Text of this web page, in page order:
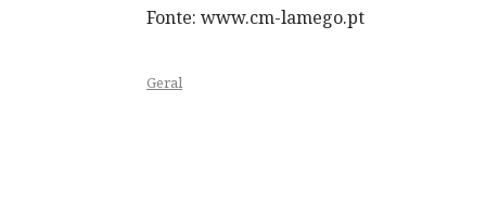
Fonte: www.cm-lamego.pt
Geral